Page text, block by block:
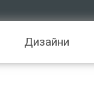
Дизайни